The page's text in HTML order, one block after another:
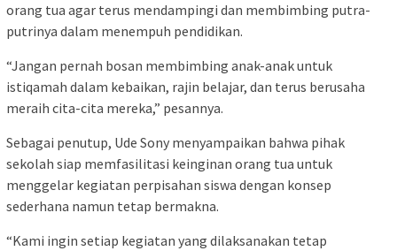
orang tua agar terus mendampingi dan membimbing putra-
putrinya dalam menempuh pendidikan.
“Jangan pernah bosan membimbing anak-anak untuk
istiqamah dalam kebaikan, rajin belajar, dan terus berusaha
meraih cita-cita mereka,” pesannya.
Sebagai penutup, Ude Sony menyampaikan bahwa pihak
sekolah siap memfasilitasi keinginan orang tua untuk
menggelar kegiatan perpisahan siswa dengan konsep
sederhana namun tetap bermakna.
“Kami ingin setiap kegiatan yang dilaksanakan tetap